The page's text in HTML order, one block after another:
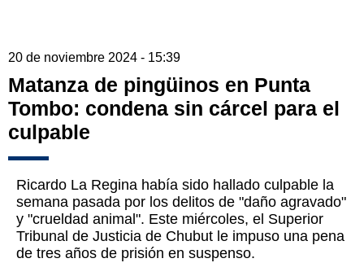
20 de noviembre 2024 - 15:39
Matanza de pingüinos en Punta
Tombo: condena sin cárcel para el
culpable
Ricardo La Regina había sido hallado culpable la
semana pasada por los delitos de "daño agravado"
y "crueldad animal". Este miércoles, el Superior
Tribunal de Justicia de Chubut le impuso una pena
de tres años de prisión en suspenso.